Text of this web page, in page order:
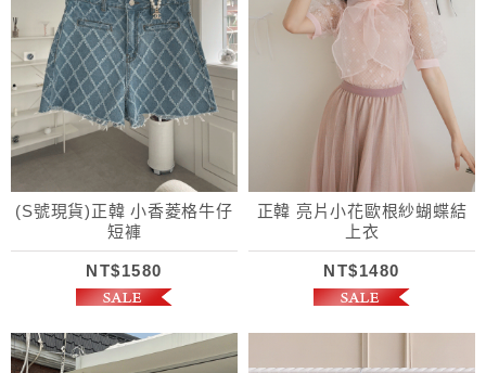
(S號現貨)正韓 小香菱格牛仔
短褲
NT$1580
正韓 亮片小花歐根紗蝴蝶結
上衣
NT$1480